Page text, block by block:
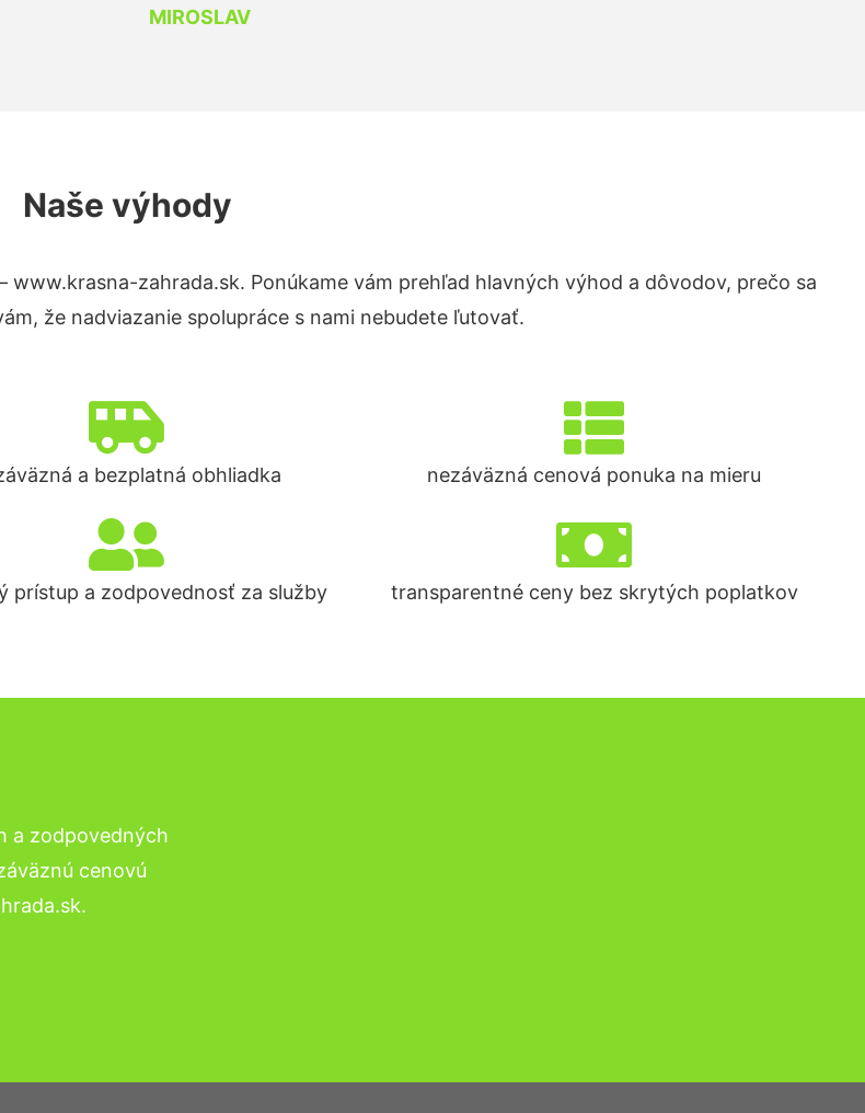
MIROSLAV
Naše výhody
www.krasna-zahrada.sk. Ponúkame vám prehľad hlavných výhod a dôvodov, prečo sa
že nadviazanie spolupráce s nami nebudete ľutovať.
a bezplatná obhliadka nezáväzná cenová ponuka na mieru
prístup a zodpovednosť za služby transparentné ceny bez skrytých poplatkov
a zodpovedných
cenovú